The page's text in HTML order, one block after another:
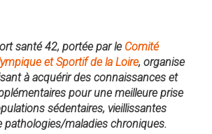
santé 42, portée par le Comité
et Sportif de la Loire, organise
à acquérir des connaissances et
pour une meilleure prise
sédentaires, vieillissantes
pathologies/maladies chroniques.